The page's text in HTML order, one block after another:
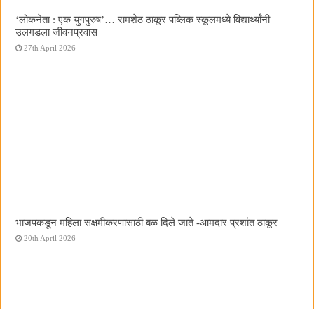
‌‘लोकनेता : एक युगपुरुष‌’… रामशेठ ठाकूर पब्लिक स्कूलमध्ये विद्यार्थ्यांनी
उलगडला जीवनप्रवास
27th April 2026
भाजपकडून महिला सक्षमीकरणासाठी बळ दिले जाते -आमदार प्रशांत ठाकूर
20th April 2026